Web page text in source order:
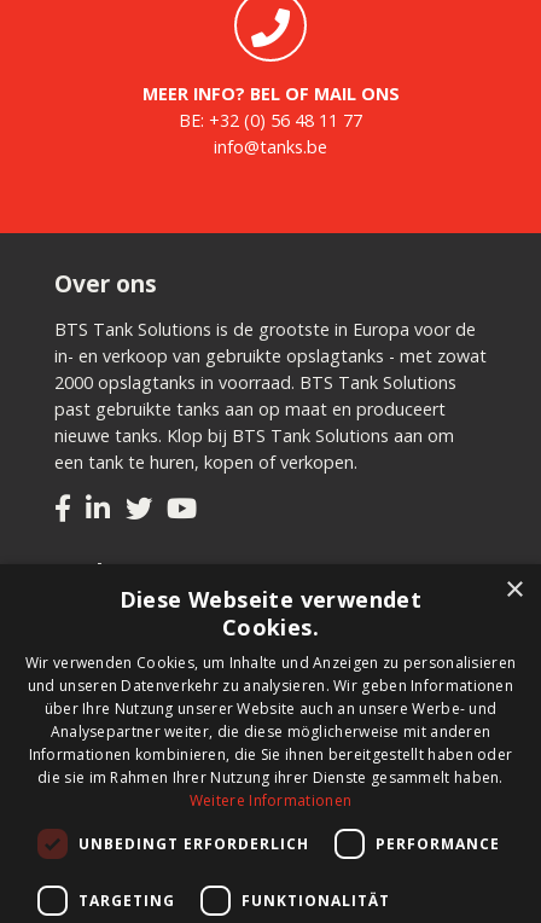
MEER INFO? BEL OF MAIL ONS
BE: +32 (0) 56 48 11 77
info@tanks.be
Over ons
BTS Tank Solutions is de grootste in Europa voor de
in- en verkoop van gebruikte opslagtanks - met zowat
2000 opslagtanks in voorraad. BTS Tank Solutions
past gebruikte tanks aan op maat en produceert
nieuwe tanks. Klop bij BTS Tank Solutions aan om
een tank te huren, kopen of verkopen.
Tanks
Tank huren
Tank verkopen
Aanpassingen aan uw tank
Nieuwsbrief
Schrijf u in op onze nieuwsbrief en blijf op de hoogte
van nieuwe producten, belangrijk nieuws en straffe
aanbiedingen.
×
Diese Webseite verwendet
Cookies.
Wir verwenden Cookies, um Inhalte und Anzeigen zu personalisieren
und unseren Datenverkehr zu analysieren. Wir geben Informationen
über Ihre Nutzung unserer Website auch an unsere Werbe- und
Analysepartner weiter, die diese möglicherweise mit anderen
Informationen kombinieren, die Sie ihnen bereitgestellt haben oder
die sie im Rahmen Ihrer Nutzung ihrer Dienste gesammelt haben.
Weitere Informationen
UNBEDINGT ERFORDERLICH PERFORMANCE
TARGETING FUNKTIONALITÄT